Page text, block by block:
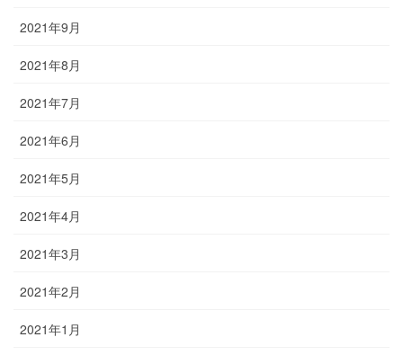
2021年9月
2021年8月
2021年7月
2021年6月
2021年5月
2021年4月
2021年3月
2021年2月
2021年1月